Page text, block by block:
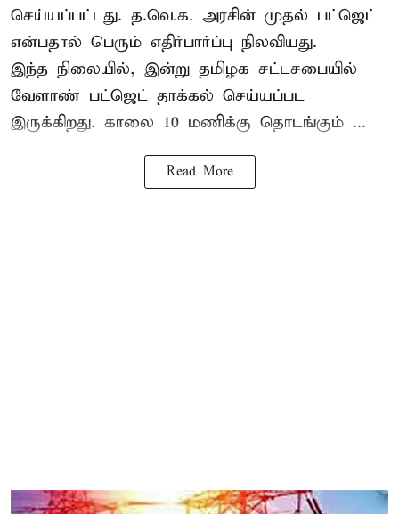
செய்யப்பட்டது. த.வெ.க. அரசின் முதல் பட்ஜெட்
என்பதால் பெரும் எதிர்பார்ப்பு நிலவியது.
இந்த நிலையில், இன்று தமிழக சட்டசபையில்
வேளாண் பட்ஜெட் தாக்கல் செய்யப்பட
இருக்கிறது. காலை 10 மணிக்கு தொடங்கும் ...
Read More